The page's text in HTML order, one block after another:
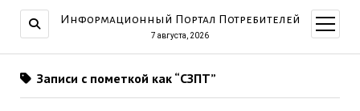
Информационный Портал Потребителей
7 августа, 2026
меню
Записи с пометкой как “СЗПТ”